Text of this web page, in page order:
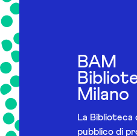
BAM
Milano
La Biblioteca
pubblico di